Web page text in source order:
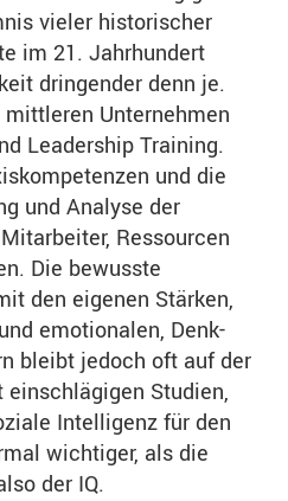
vieler historischer
im 21. Jahrhundert
dringender denn je.
Unternehmen
Leadership Training.
und die
und Analyse der
Ressourcen
Die bewusste
den eigenen Stärken,
emotionalen, Denk-
bleibt jedoch oft auf der
Studien,
Intelligenz für den
wichtiger, als die
der IQ.